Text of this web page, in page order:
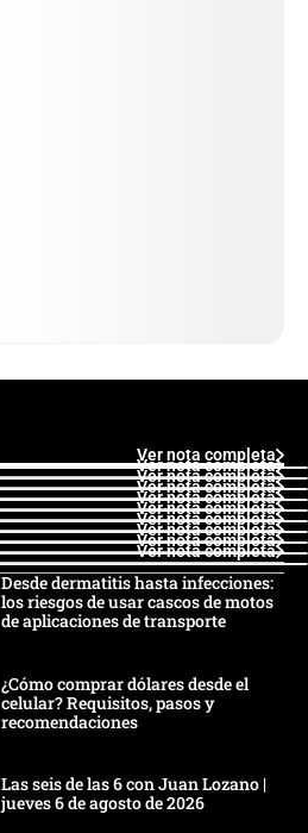
Ver nota completa
Ver nota completa
Ver nota completa
Ver nota completa
Ver nota completa
Ver nota completa
Ver nota completa
Ver nota completa
Ver nota completa
Ver nota completa
Desde dermatitis hasta infecciones:
los riesgos de usar cascos de motos
de aplicaciones de transporte
¿Cómo comprar dólares desde el
celular? Requisitos, pasos y
recomendaciones
Las seis de las 6 con Juan Lozano |
jueves 6 de agosto de 2026